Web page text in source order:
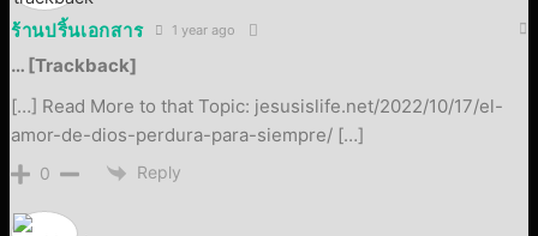
ร้านปริ้นเอกสาร 1 year ago
… [Trackback]
[…] Read More to that Topic: jesusislife.net/2022/10/17/el-
amor-de-dios-perdura-para-siempre/ […]
0 Reply